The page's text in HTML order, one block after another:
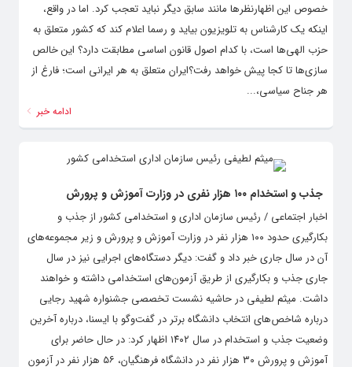
خصوص این اظهارنظر‌ها مانند سابق دیگر نباید تعجب کرد. اما در واقع،
اینکه یک کارشناس به تلویزیون بیاید و رسما اعلام کند که کشور متعلق به
حزب الهی‌ها است، با کدام اصول قانون اساسی مطابقت دارد؟ این خالص
سازی‌ها تا کجا پیش خواهد رفت؟ایران متعلق به هر ایرانی است؛ فارغ از
هر جناح سیاسی،...
ادامه خبر
جذب و استخدام ۱۰۰ هزار نفری در وزارت آموزش و پرورش
اخبار اجتماعی / رئیس سازمان اداری و استخدامی کشور از جذب و
بکارگیری حدود ۱۰۰ هزار نفر در وزارت آموزش و پرورش و زیر مجموعه‌های
آن در سال جاری خبر داد و گفت: دیگر دستگاه‌های اجرایی نیز در سال
جاری جذب و بکارگیری از طریق آزمون‌های استخدامی داشته و خواهند
داشت. میثم لطیفی در حاشیه نشست تخصصی جشنواره شهید رجایی
درباره شاخص‌های انتخاب دانشگاه برتر در گفت‌وگو با ایسنا، درباره آخرین
وضعیت جذب و استخدام در سال ۱۴۰۲ اظهار کرد: در حال حاضر برای
آموزش و پرورش ۳۰ هزار نفر در دانشگاه فرهنگیان، ۵۶ هزار نفر در آزمون